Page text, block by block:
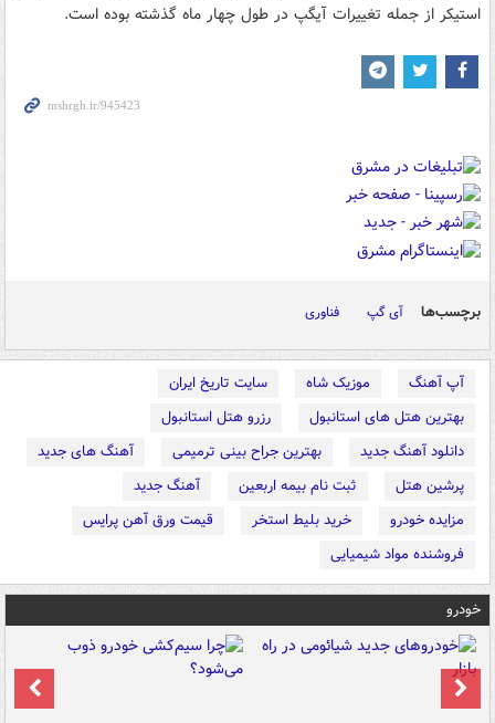
استیکر از جمله تغییرات آیگپ در طول چهار ماه گذشته بوده است.
برچسب‌ها آی گپ فناوری
آپ آهنگ موزیک شاه
سایت تاریخ ایران
بهترین هتل های استانبول
رزرو هتل استانبول
دانلود آهنگ جدید
بهترین جراح بینی ترمیمی
آهنگ های جدید
پرشین هتل
ثبت نام بیمه اربعین
آهنگ جدید
مزایده خودرو
خرید بلیط استخر
قیمت ورق آهن پرایس
فروشنده مواد شیمیایی
خودرو